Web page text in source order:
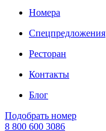
Номера
Спецпредложения
Ресторан
Контакты
Блог
Подобрать номер
8 800 600 3086